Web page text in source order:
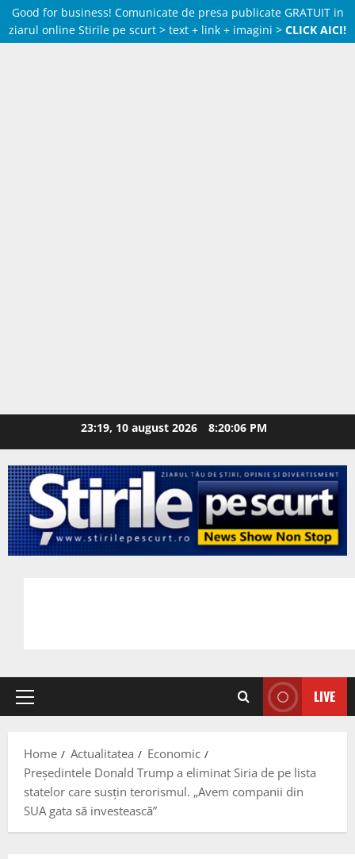
Good for business! Comunicate de presa publicate GRATUIT in
ziarul online Stirile pe scurt > text + link + imagini > CLICK AICI!
23:19, 10 august 2026 8:20:07 PM
Primary
LIVE
Home Actualitatea
Economic
Preşedintele Donald Trump a eliminat Siria de pe lista
statelor care susţin terorismul. „Avem companii din
SUA gata să investească”